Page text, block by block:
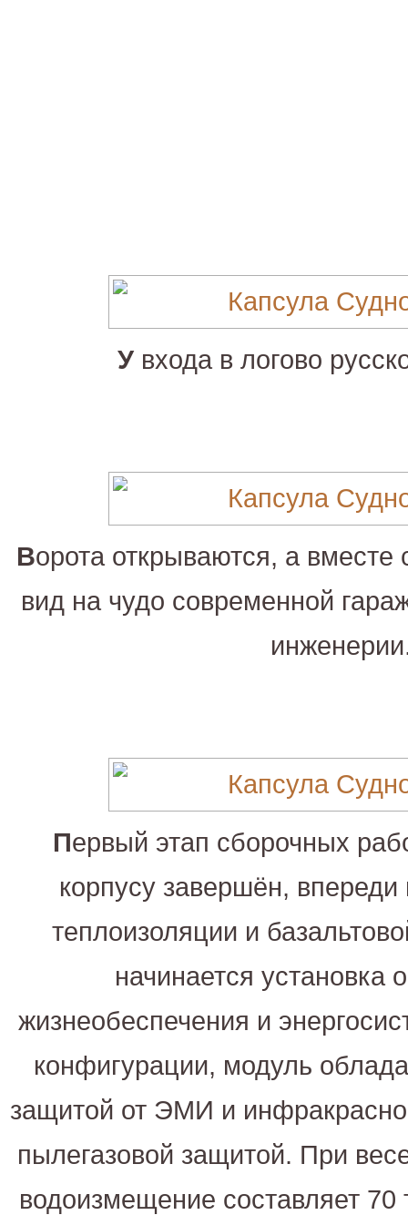
У входа в логово
Ворота открываются, а вместе
вид на чудо современной
Первый этап сборочных
корпусу завершён,
теплоизоляции и
начинается установка
жизнеобеспечения и
конфигурации, модуль
защитой от ЭМИ и
пылегазовой защитой. При
водоизмещение составляет 70